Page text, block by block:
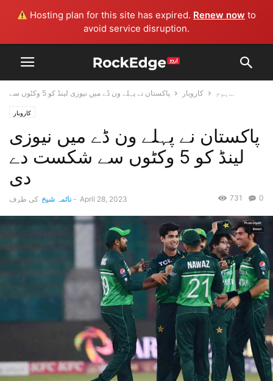
Hosting plan for this site has expired. Renew now to
avoid service disruption.
ہوم کاروبار پاکستان نے پہلے ون ڈے میں نیوزی لینڈ کو 5 وکٹوں سے...
کاروبار
پاکستان نے پہلے ون ڈے میں نیوزی
لینڈ کو 5 وکٹوں سے شکست دے
دی
کی طرف نائمہ شیخ - April 28, 2023 0
731